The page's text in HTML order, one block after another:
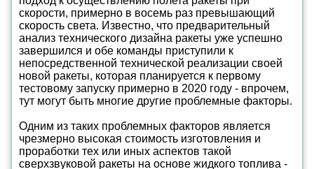
скорости, примерно в восемь раз превышающий
скорость света. Известно, что предварительный
анализ технического дизайна ракеты уже успешно
завершился и обе команды приступили к
непосредственной технической реализации своей
новой ракеты, которая планируется к первому
тестовому запуску примерно в 2020 году - впрочем,
тут могут быть многие другие проблемные факторы.
Одним из таких проблемных факторов является
чрезмерно высокая стоимость изготовления и
проработки тех или иных аспектов такой
сверхзвуковой ракеты на основе жидкого топлива -